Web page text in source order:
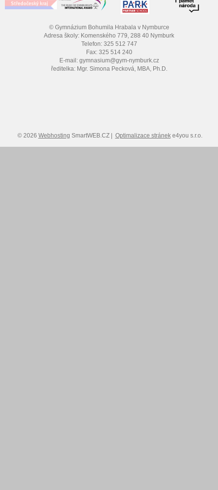
© Gymnázium Bohumila Hrabala v Nymburce
Adresa školy: Komenského 779, 288 40 Nymburk
Telefon: 325 512 747
Fax: 325 514 240
E-mail: gymnasium@gym-nymburk.cz
ředitelka: Mgr. Simona Pecková, MBA, Ph.D.
© 2026 Webhosting SmartWEB.CZ | Optimalizace stráneke4you s.r.o.